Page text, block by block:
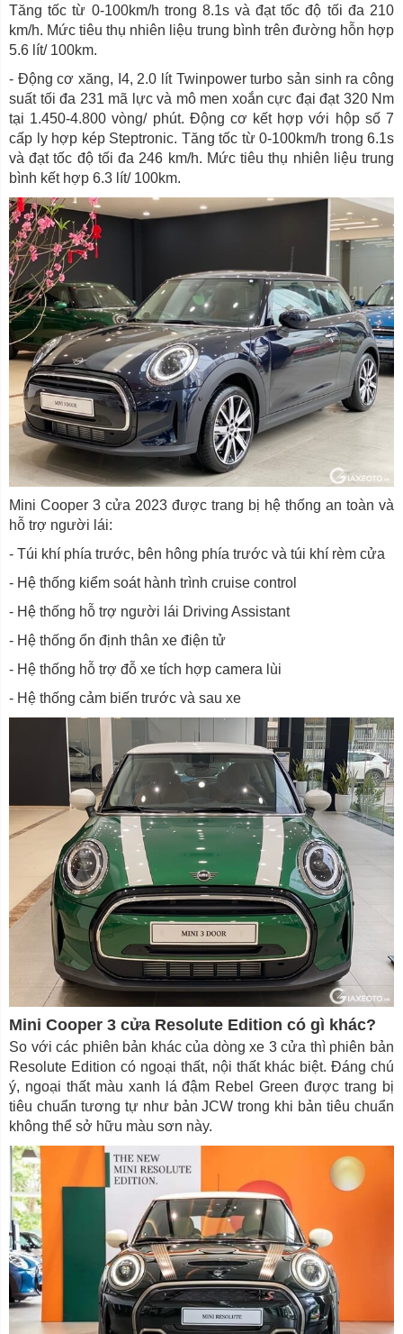
Tăng tốc từ 0-100km/h trong 8.1s và đạt tốc độ tối đa 210
km/h. Mức tiêu thụ nhiên liệu trung bình trên đường hỗn hợp
5.6 lít/ 100km.
- Động cơ xăng, I4, 2.0 lít Twinpower turbo sản sinh ra công
suất tối đa 231 mã lực và mô men xoắn cực đại đạt 320 Nm
tại 1.450-4.800 vòng/ phút. Động cơ kết hợp với hộp số 7
cấp ly hợp kép Steptronic. Tăng tốc từ 0-100km/h trong 6.1s
và đạt tốc độ tối đa 246 km/h. Mức tiêu thụ nhiên liệu trung
bình kết hợp 6.3 lít/ 100km.
Mini Cooper 3 cửa 2023 được trang bị hệ thống an toàn và
hỗ trợ người lái:
- Túi khí phía trước, bên hông phía trước và túi khí rèm cửa
- Hệ thống kiểm soát hành trình cruise control
- Hệ thống hỗ trợ người lái Driving Assistant
- Hệ thống ổn định thân xe điện tử
- Hệ thống hỗ trợ đỗ xe tích hợp camera lùi
- Hệ thống cảm biến trước và sau xe
Mini Cooper 3 cửa Resolute Edition có gì khác?
So với các phiên bản khác của dòng xe 3 cửa thì phiên bản
Resolute Edition có ngoại thất, nội thất khác biệt. Đáng chú
ý, ngoại thất màu xanh lá đậm Rebel Green được trang bị
tiêu chuẩn tương tự như bản JCW trong khi bản tiêu chuẩn
không thể sở hữu màu sơn này.